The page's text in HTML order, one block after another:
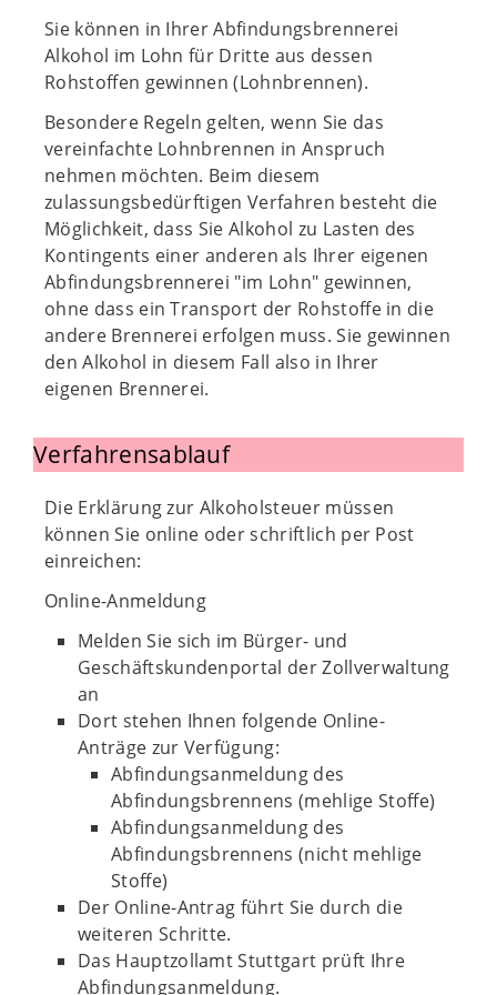
Sie können in Ihrer Abfindungsbrennerei
Alkohol im Lohn für Dritte aus dessen
Rohstoffen gewinnen (Lohnbrennen).
Besondere Regeln gelten, wenn Sie das
vereinfachte Lohnbrennen in Anspruch
nehmen möchten. Beim diesem
zulassungsbedürftigen Verfahren besteht die
Möglichkeit, dass Sie Alkohol zu Lasten des
Kontingents einer anderen als Ihrer eigenen
Abfindungsbrennerei "im Lohn" gewinnen,
ohne dass ein Transport der Rohstoffe in die
andere Brennerei erfolgen muss. Sie gewinnen
den Alkohol in diesem Fall also in Ihrer
eigenen Brennerei.
Verfahrensablauf
Die Erklärung zur Alkoholsteuer müssen
können Sie online oder schriftlich per Post
einreichen:
Online-Anmeldung
Melden Sie sich im Bürger- und
Geschäftskundenportal der Zollverwaltung
an
Dort stehen Ihnen folgende Online-
Anträge zur Verfügung:
Abfindungsanmeldung des
Abfindungsbrennens (mehlige Stoffe)
Abfindungsanmeldung des
Abfindungsbrennens (nicht mehlige
Stoffe)
Der Online-Antrag führt Sie durch die
weiteren Schritte.
Das Hauptzollamt Stuttgart prüft Ihre
Abfindungsanmeldung.